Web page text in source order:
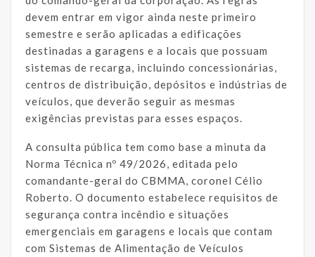
devem entrar em vigor ainda neste primeiro
semestre e serão aplicadas a edificações
destinadas a garagens e a locais que possuam
sistemas de recarga, incluindo concessionárias,
centros de distribuição, depósitos e indústrias de
veículos, que deverão seguir as mesmas
exigências previstas para esses espaços.
A consulta pública tem como base a minuta da
Norma Técnica nº 49/2026, editada pelo
comandante-geral do CBMMA, coronel Célio
Roberto. O documento estabelece requisitos de
segurança contra incêndio e situações
emergenciais em garagens e locais que contam
com Sistemas de Alimentação de Veículos